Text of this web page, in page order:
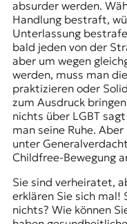
absurder werden.
Handlung bestraft,
Unterlassung
bald jeden von der
aber um wegen
werden, muss man
praktizieren oder
zum Ausdruck
nichts über LGBT
man seine Ruhe.
unter
Childfree-Bewegung
Sie sind verheiratet,
erklären Sie sich mal!
nichts? Wie können